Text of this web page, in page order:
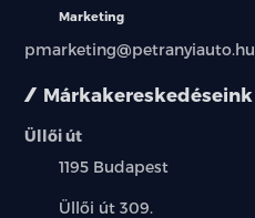
Márkakereskedéseink
Üllői út
Település:
1195 Budapest
Cím:
Üllői út 309.
Marketing
pmarketing@petranyiauto.hu